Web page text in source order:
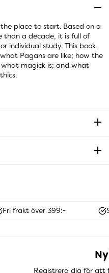
place to start. Based on a
than a decade, it is full of
individual study. This book
Pagans are like; how the
magick is; and what
Fri frakt över 399:-
Registrera dig för att